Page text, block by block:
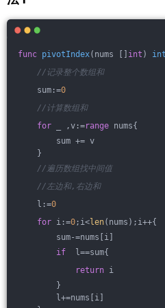
func pivotIndex(nums [] int )
//记录整个数组和
sum:=0
//计算数组和
for _ ,v:=range nums{
sum += v
}
//遍历数组找中间值
//左边和,右边和
l:=0
for i:=0;i<len(nums);i++{
sum-=nums[i]
if l==sum{
return i
}
l+=nums[i]